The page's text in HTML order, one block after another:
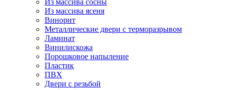
Из массива сосны
Из массива ясеня
Винорит
Металлические двери с терморазрывом
Ламинат
Винилискожа
Порошковое напыление
Пластик
ПВХ
Двери с резьбой